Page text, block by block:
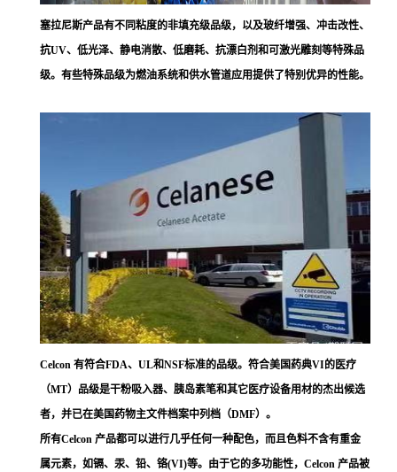
塞拉尼斯产品有不同粘度的非填充级品级，以及玻纤增强、冲击改性、
抗UV、低光泽、静电消散、低磨耗、抗漂白剂和可激光雕刻等特殊品
级。有些特殊品级为燃油系统和供水管道应用提供了特别优异的性能。
Celcon 有符合FDA、UL和NSF标准的品级。符合美国药典VI的医疗
（MT）品级是干粉吸入器、胰岛素笔和其它医疗设备用材的杰出候选
者，并已在美国药物主文件档案中列档（DMF）。
所有Celcon 产品都可以进行几乎任何一种配色，而且色料不含有重金
属元素，如镉、汞、铅、铬(VI)等。由于它的多功能性，Celcon 产品被